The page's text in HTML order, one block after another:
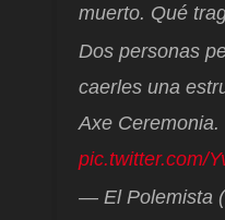
muerto. Qué
Dos personas
caerles una
Axe Ceremonia.
pic.twitter.com/
— El Polemista